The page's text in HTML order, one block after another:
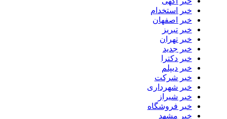
خبر استخدام
خبر اصفهان
خبر تبریز
خبر تهران
خبر جدید
خبر دکترا
خبر دیپلم
خبر شرکت
خبر شهرداری
خبر شیراز
خبر فروشگاه
خبر مشهد